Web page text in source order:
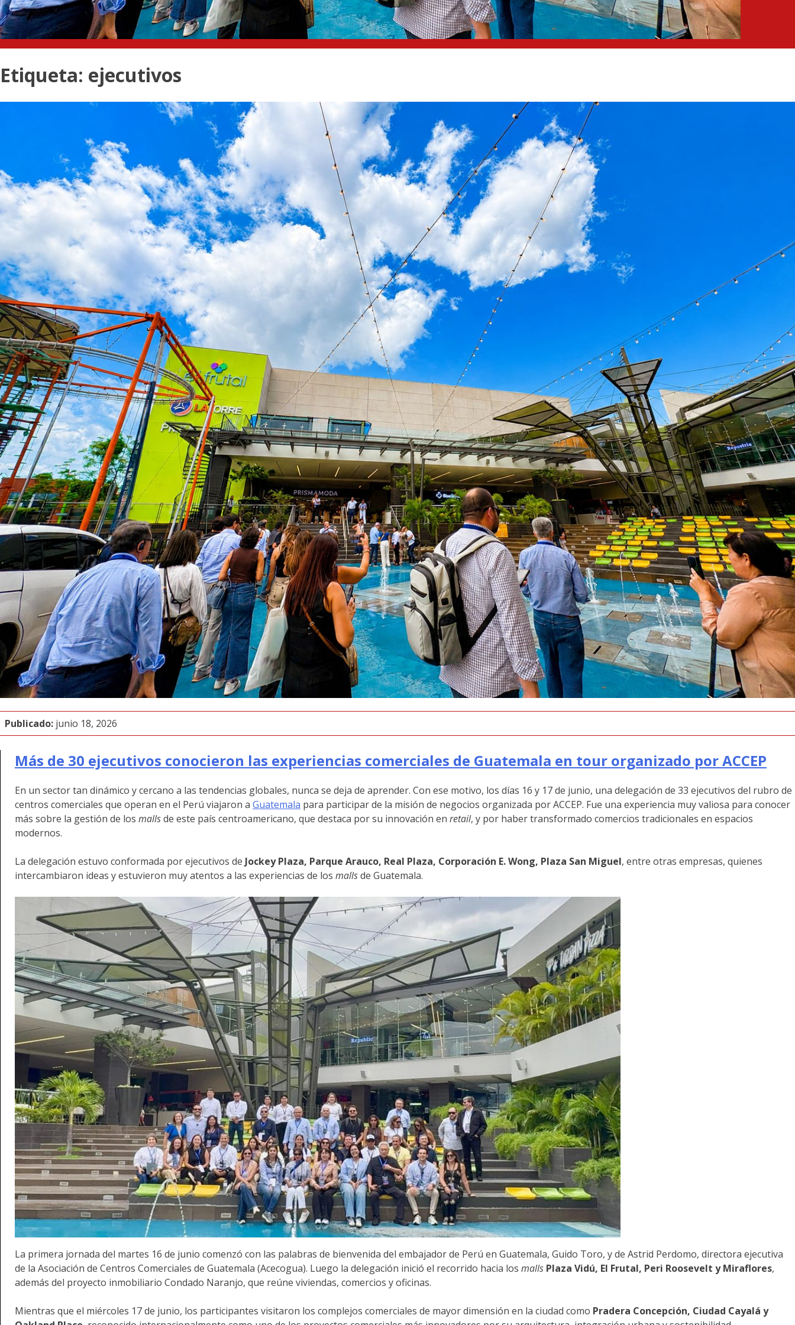
Etiqueta: ejecutivos
Publicado: junio 18, 2026
Más de 30 ejecutivos conocieron las experiencias comerciales de Guatemala en tour organizado por ACCEP
En un sector tan dinámico y cercano a las tendencias globales, nunca se deja de aprender. Con ese motivo, los días 16 y 17 de junio, una delegación de 33 ejecutivos del rubro de
centros comerciales que operan en el Perú viajaron a Guatemala para participar de la misión de negocios organizada por ACCEP. Fue una experiencia muy valiosa para conocer
más sobre la gestión de los mallsde este país centroamericano, que destaca por su innovación en retail, y por haber transformado comercios tradicionales en espacios
modernos.
La delegación estuvo conformada por ejecutivos de Jockey Plaza, Parque Arauco, Real Plaza, Corporación E. Wong, Plaza San Miguel, entre otras empresas, quienes
intercambiaron ideas y estuvieron muy atentos a las experiencias de los mallsde Guatemala.
La primera jornada del martes 16 de junio comenzó con las palabras de bienvenida del embajador de Perú en Guatemala, Guido Toro, y de Astrid Perdomo, directora ejecutiva
de la Asociación de Centros Comerciales de Guatemala (Acecogua). Luego la delegación inició el recorrido hacia los malls Plaza Vidú, El Frutal, Peri Roosevelt y Miraflores,
además del proyecto inmobiliario Condado Naranjo, que reúne viviendas, comercios y oficinas.
Mientras que el miércoles 17 de junio, los participantes visitaron los complejos comerciales de mayor dimensión en la ciudad como Pradera Concepción, Ciudad Cayalá y